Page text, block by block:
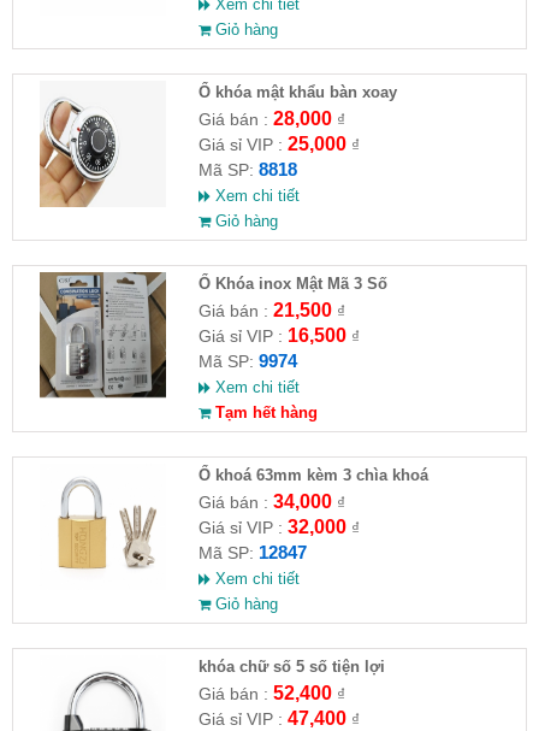
Xem chi tiết
Giỏ hàng
Ổ khóa mật khẩu bàn xoay
Giá bán : 28,000₫
Giá sỉ VIP : 25,000₫
Mã SP: 8818
Xem chi tiết
Giỏ hàng
Ổ Khóa inox Mật Mã 3 Số
Giá bán : 21,500₫
Giá sỉ VIP : 16,500₫
Mã SP: 9974
Xem chi tiết
Tạm hết hàng
Ổ khoá 63mm kèm 3 chìa khoá
Giá bán : 34,000₫
Giá sỉ VIP : 32,000₫
Mã SP: 12847
Xem chi tiết
Giỏ hàng
khóa chữ số 5 số tiện lợi
Giá bán : 52,400₫
Giá sỉ VIP : 47,400₫